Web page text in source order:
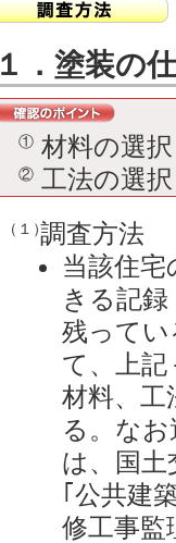
１．塗装の
① 材料の選
② 工法の選
（１）調査方法
当該住
きる記
残って
て、上
材料、工
る。な
は、国土
｢公共建
修工事監